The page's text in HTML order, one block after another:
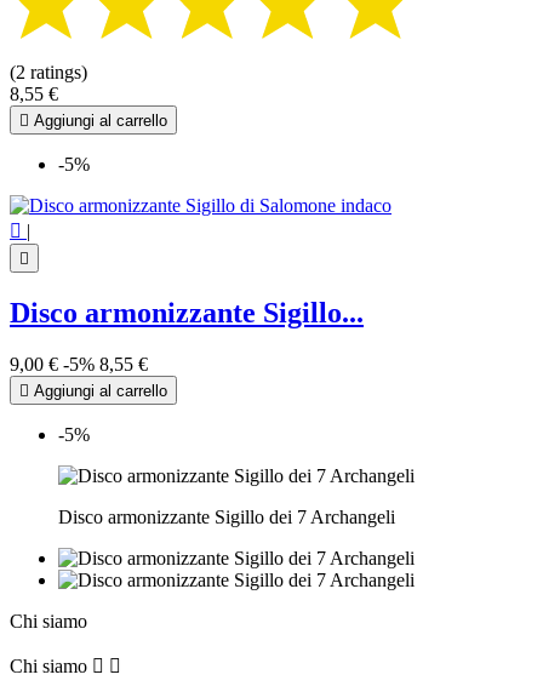
(2 ratings)
8,55 €
 Aggiungi al carrello
-5%
 |

Disco armonizzante Sigillo...
9,00 € -5% 8,55 €
 Aggiungi al carrello
-5%
Disco armonizzante Sigillo dei 7 Archangeli
Chi siamo
Chi siamo  